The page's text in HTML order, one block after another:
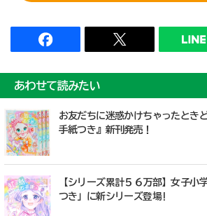
あわせて読みたい
お友だちに迷惑かけちゃったとき
手紙つき』新刊発売！
【シリーズ累計５６万部】女子小
つき」に新シリーズ登場!